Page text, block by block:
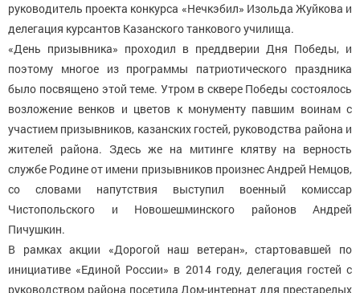
руководитель проекта конкурса «Нечкэбил» Изольда Жуйкова и
делегация курсантов Казанского танкового училища.
«День призывника» проходил в преддверии Дня Победы, и
поэтому многое из программы патриотического праздника
было посвящено этой теме. Утром в сквере Победы состоялось
возложение венков и цветов к монументу павшим воинам с
участием призывников, казанских гостей, руководства района и
жителей района. Здесь же на митинге клятву на верность
службе Родине от имени призывников произнес Андрей Немцов,
со словами напутствия выступил военный комиссар
Чистопольского и Новошешминского районов Андрей
Пичушкин.
В рамках акции «Дорогой наш ветеран», стартовавшей по
инициативе «Единой России» в 2014 году, делегация гостей с
руководством района посетила Дом-интернат для престарелых